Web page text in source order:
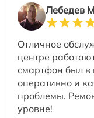
Лебедев
Отличное
центре
смартфон был в
оперативно и
проблемы.
уровне!